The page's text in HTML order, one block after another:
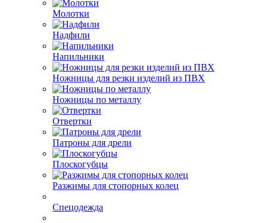
Молотки
Надфили
Напильники
Ножницы для резки изделий из ПВХ
Ножницы по металлу
Отвертки
Патроны для дрели
Плоскогубцы
Разжимы для стопорных колец
Спецодежда